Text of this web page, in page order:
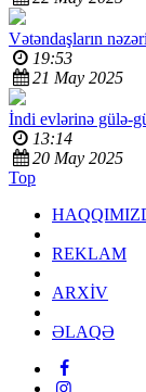
Vətəndaşların
19:53
21 May 2025
İndi evlərinə gülə-
13:14
20 May 2025
Top
REKLAM
ARXİV
ƏLAQƏ